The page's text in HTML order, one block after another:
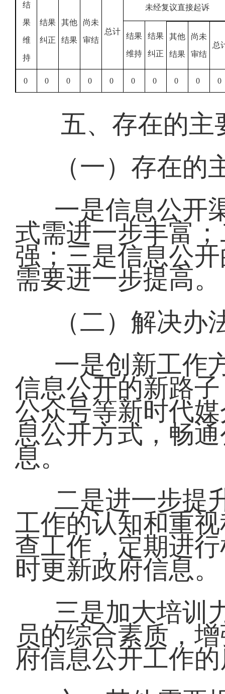
结
果
维
持
结果
纠正
其他
结果
尚未
审结
总计
未经复议直接起诉
结果
维持
结果
纠正
其他
结果
尚未
审结
总
0 0 0 0 0 0 0 0 0 0
五、存在的主
（一）存在的
一是信息公开
式需进一步丰富
强；三是信息公
需要进一步提高。
（二）解决办
一是创新工作
信息公开的新路
公众号等新时代
息公开方式，畅
息。
二是进一步提
工作的认知和重
查工作，定期进
时更新政府信息。
三是加大培训
员的综合素质，
府信息公开工作